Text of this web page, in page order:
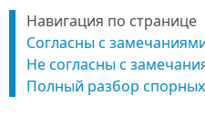
Навигация по странице
Согласны с
Не согласны с
Полный разбор